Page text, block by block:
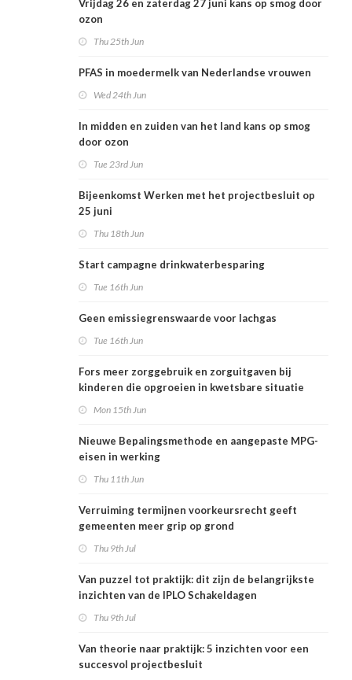
Vrijdag 26 en zaterdag 27 juni kans op smog door
ozon
Thu 25th Jun
PFAS in moedermelk van Nederlandse vrouwen
Wed 24th Jun
In midden en zuiden van het land kans op smog
door ozon
Tue 23rd Jun
Bijeenkomst Werken met het projectbesluit op
25 juni
Thu 18th Jun
Start campagne drinkwaterbesparing
Tue 16th Jun
Geen emissiegrenswaarde voor lachgas
Tue 16th Jun
Fors meer zorggebruik en zorguitgaven bij
kinderen die opgroeien in kwetsbare situatie
Mon 15th Jun
Nieuwe Bepalingsmethode en aangepaste MPG-
eisen in werking
Thu 11th Jun
Verruiming termijnen voorkeursrecht geeft
gemeenten meer grip op grond
Thu 9th Jul
Van puzzel tot praktijk: dit zijn de belangrijkste
inzichten van de IPLO Schakeldagen
Thu 9th Jul
Van theorie naar praktijk: 5 inzichten voor een
succesvol projectbesluit